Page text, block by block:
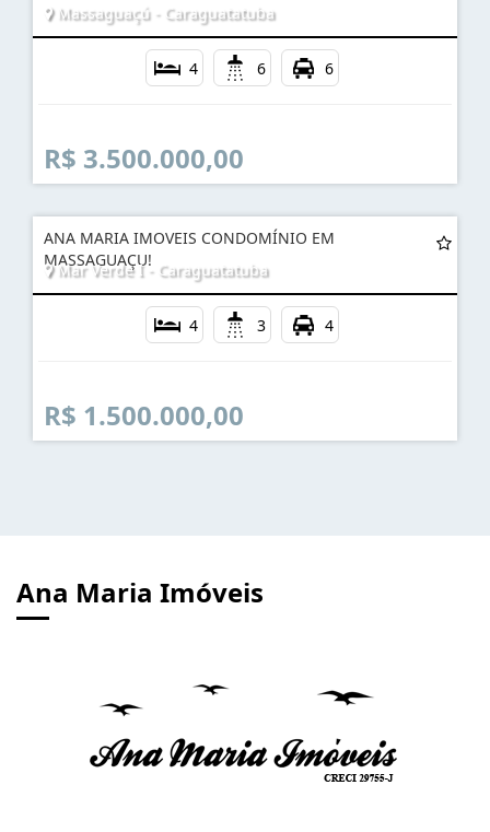
Massaguaçú - Caraguatatuba
4 6 6
R$ 3.500.000,00
ANA MARIA IMOVEIS CONDOMÍNIO EM
MASSAGUAÇU!
Mar Verde I - Caraguatatuba
4 3 4
R$ 1.500.000,00
Ana Maria Imóveis